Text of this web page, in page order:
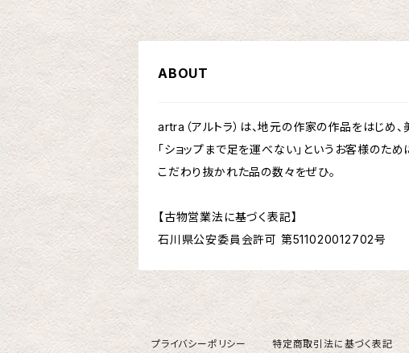
ABOUT
artra（アルトラ）は、地元の作家の作品をはじめ
「ショップまで足を運べない」というお客様のため
こだわり抜かれた品の数々をぜひ。
【古物営業法に基づく表記】
石川県公安委員会許可 第511020012702号
プライバシーポリシー 特定商取引法に基づく表記